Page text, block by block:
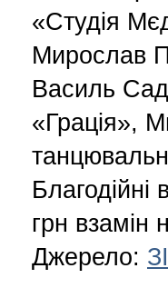
«Студія
Мирослав
Василь
«Грація»,
Благодійні
грн взамін
Джерело: